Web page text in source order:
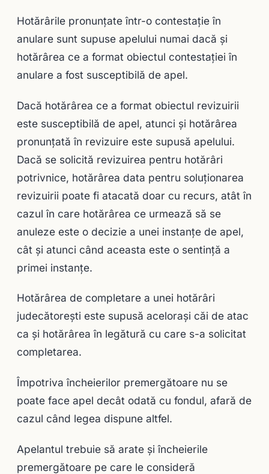
Hotărârile pronunţate într-o contestaţie în
anulare sunt supuse apelului numai dacă şi
hotărârea ce a format obiectul contestaţiei în
anulare a fost susceptibilă de apel.
Dacă hotărârea ce a format obiectul revizuirii
este susceptibilă de apel, atunci şi hotărârea
pronunţată în revizuire este supusă apelului.
Dacă se solicită revizuirea pentru hotărâri
potrivnice, hotărârea data pentru soluționarea
revizuirii poate fi atacată doar cu recurs, atât în
cazul în care hotărârea ce urmează să se
anuleze este o decizie a unei instanţe de apel,
cât şi atunci când aceasta este o sentinţă a
primei instanţe.
Hotărârea de completare a unei hotărâri
judecătoreşti este supusă aceloraşi căi de atac
ca şi hotărârea în legătură cu care s-a solicitat
completarea.
Împotriva încheierilor premergătoare nu se
poate face apel decât odată cu fondul, afară de
cazul când legea dispune altfel.
Apelantul trebuie să arate şi încheierile
premergătoare pe care le consideră